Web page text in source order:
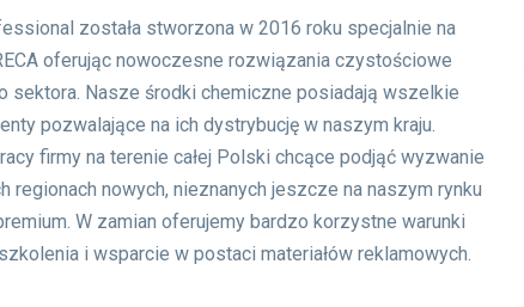
została stworzona w 2016 roku specjalnie na
oferując nowoczesne rozwiązania czystościowe
sektora. Nasze środki chemiczne posiadają wszelkie
pozwalające na ich dystrybucję w naszym kraju.
firmy na terenie całej Polski chcące podjąć wyzwanie
regionach nowych, nieznanych jeszcze na naszym rynku
W zamian oferujemy bardzo korzystne warunki
i wsparcie w postaci materiałów reklamowych.